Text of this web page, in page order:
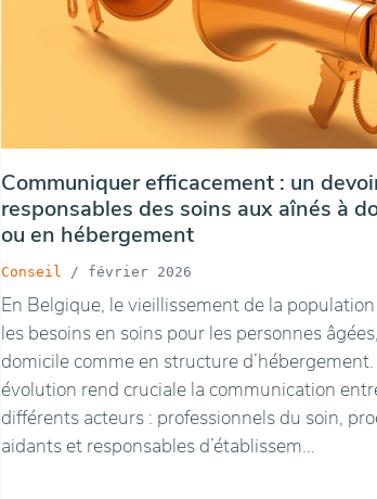
Communiquer efficacement : un
responsables des soins aux aînés à
ou en hébergement
Conseil / février 2026
En Belgique, le vieillissement de la
les besoins en soins pour les personnes
domicile comme en structure
évolution rend cruciale la communication
différents acteurs : professionnels du soin,
aidants et responsables d’établissem...